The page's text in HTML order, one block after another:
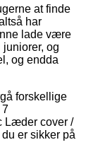
at finde
har
lade være
og
og endda
forskellige
7
Læder cover /
er sikker på